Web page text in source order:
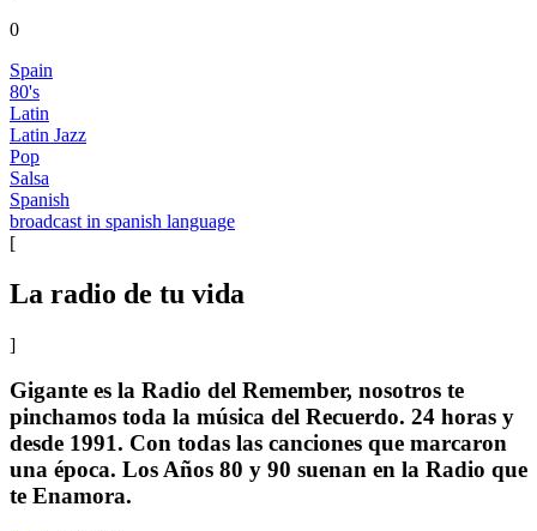
0
Spain
80's
Latin
Latin Jazz
Pop
Salsa
Spanish
broadcast in spanish language
[
La radio de tu vida
]
Gigante es la Radio del Remember, nosotros te
pinchamos toda la música del Recuerdo. 24 horas y
desde 1991. Con todas las canciones que marcaron
una época. Los Años 80 y 90 suenan en la Radio que
te Enamora.